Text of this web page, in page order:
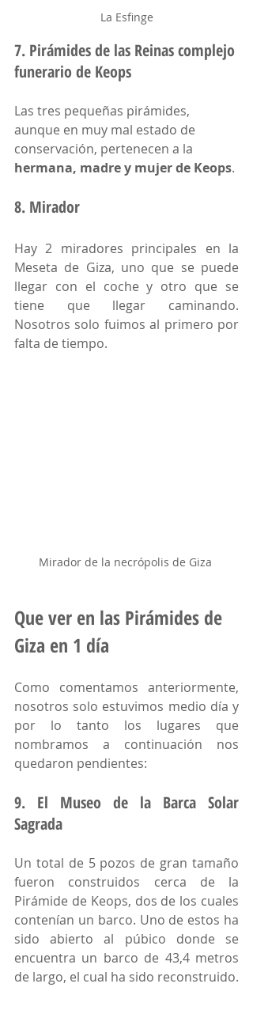
La Esfinge
7. Pirámides de las Reinas complejo
funerario de Keops
Las tres pequeñas pirámides,
aunque en muy mal estado de
conservación, pertenecen a la
hermana, madre y mujer de Keops.
8. Mirador
Hay 2 miradores principales en la
Meseta de Giza, uno que se puede
llegar con el coche y otro que se
tiene que llegar caminando.
Nosotros solo fuimos al primero por
falta de tiempo.
Mirador de la necrópolis de Giza
Que ver en las Pirámides de
Giza en 1 día
Como comentamos anteriormente,
nosotros solo estuvimos medio día y
por lo tanto los lugares que
nombramos a continuación nos
quedaron pendientes:
9. El Museo de la Barca Solar
Sagrada
Un total de 5 pozos de gran tamaño
fueron construidos cerca de la
Pirámide de Keops, dos de los cuales
contenían un barco. Uno de estos ha
sido abierto al púbico donde se
encuentra un barco de 43,4 metros